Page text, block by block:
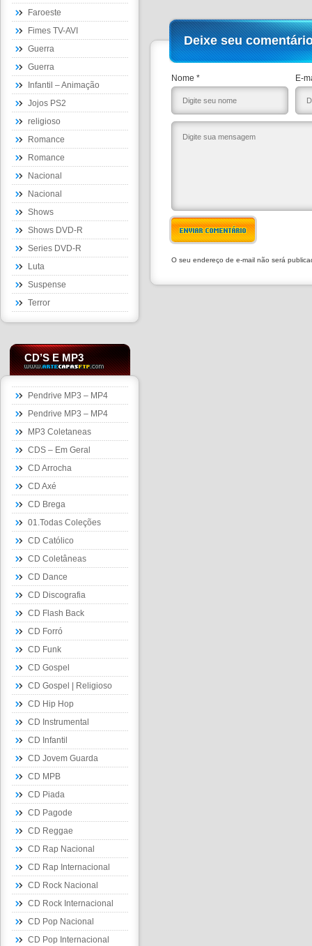
Faroeste
Fimes TV-AVI
Guerra
Guerra
Infantil – Animação
Jojos PS2
religioso
Romance
Romance
Nacional
Nacional
Shows
Shows DVD-R
Series DVD-R
Luta
Suspense
Terror
CD’S E MP3
Pendrive MP3 – MP4
Pendrive MP3 – MP4
MP3 Coletaneas
CDS – Em Geral
CD Arrocha
CD Axé
CD Brega
01.Todas Coleções
CD Católico
CD Coletâneas
CD Dance
CD Discografia
CD Flash Back
CD Forró
CD Funk
CD Gospel
CD Gospel | Religioso
CD Hip Hop
CD Instrumental
CD Infantil
CD Jovem Guarda
CD MPB
CD Piada
CD Pagode
CD Reggae
CD Rap Nacional
CD Rap Internacional
CD Rock Nacional
CD Rock Internacional
CD Pop Nacional
CD Pop Internacional
Deixe seu
Nome * E-
ENVIAR COMENTÁRIO
O seu endereço de e-mail não será